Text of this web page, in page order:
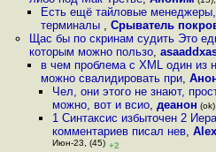
Есть ещё тайловые
терминалы , Срыватель
Щас бы по скринам судить Это
которым можно пользо,
в чем проблема с XML один из
можно свалидировать при,
Чел, они этого не знают,
можно, вот и всио,деанон
1 Синтаксис избыточен 2
комментариев писал нев,
Июн-23, (45) +2